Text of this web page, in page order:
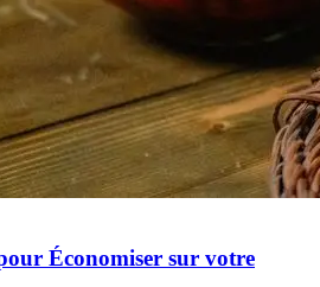
Économiser sur votre